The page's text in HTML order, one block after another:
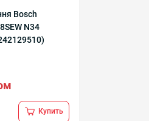
Bosch
N34
Купить